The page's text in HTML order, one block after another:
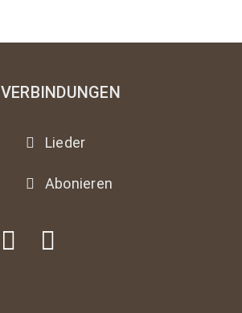
VERBINDUNGEN
Lieder
Abonieren